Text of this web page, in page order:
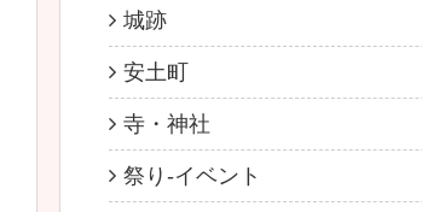
城跡
安土町
寺・神社
祭り-イベント